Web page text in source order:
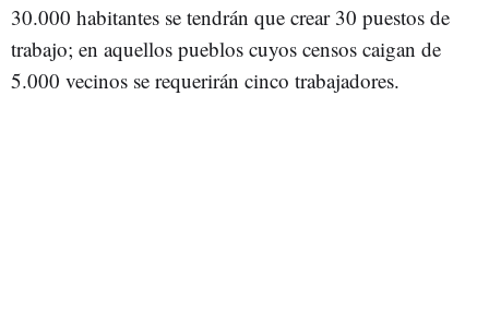
30.000 habitantes se tendrán que crear 30 puestos de
trabajo; en aquellos pueblos cuyos censos caigan de
5.000 vecinos se requerirán cinco trabajadores.